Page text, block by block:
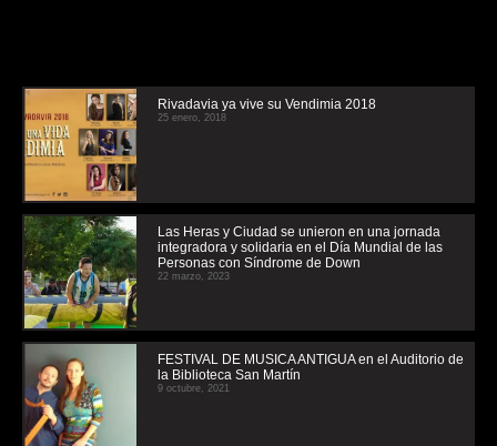
Rivadavia ya vive su Vendimia 2018
25 enero, 2018
Las Heras y Ciudad se unieron en una jornada
integradora y solidaria en el Día Mundial de las
Personas con Síndrome de Down
22 marzo, 2023
FESTIVAL DE MUSICA ANTIGUA en el Auditorio de
la Biblioteca San Martín
9 octubre, 2021